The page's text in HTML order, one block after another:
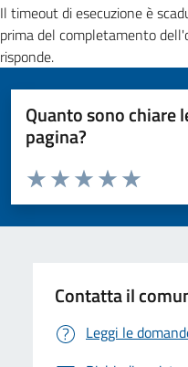
Il timeout di esecuzione è
prima del completamento
risponde.
Quanto sono chiare
pagina?
Valuta da 1 a 5 stelle la pagina
Valuta 5
Valuta 4 stelle
Valuta 3 stelle su
Valuta 2 stelle su 5
Valuta 1 stelle su 5
Contatta il
Leggi le